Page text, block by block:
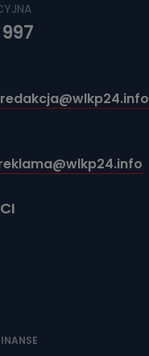
redakcja@wlkp24.info